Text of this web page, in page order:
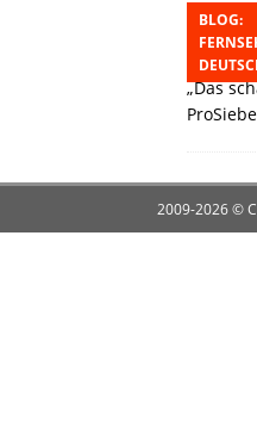
BLOG:
15.
„Das
2009-2026 ©